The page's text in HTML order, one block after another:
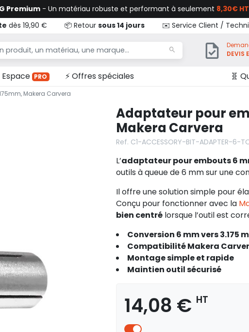
Premium - Un matériau robuste et performant à seulement 8,30€ HT
dès 19,90 € 📦 Retour sous 14 jours ✉️ Service Client /
DEVIS
Espace PRO ⚡ Offres spéciales 🧬
Makera Carvera
Adaptateur pour
Makera Carvera
Ref. C1-ACCESSORY-BIT-ADAPTER-6-
L’adaptateur pour embouts 6
outils à queue de 6 mm sur une
Il offre une solution simple pour
Conçu pour fonctionner avec la
bien centré lorsque l’outil est
Conversion 6 mm vers 3.175
Compatibilité Makera
Montage simple et rapide
Maintien outil sécurisé
14,08 € HT